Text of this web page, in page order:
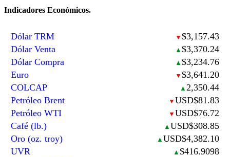
Indicadores Económicos.
Dólar TRM ▼ $3,157.43
Dólar Venta
▲ $3,370.24
Dólar Compra
▲ $3,234.76
Euro
▼ $3,641.20
COLCAP
▲ 2,350.44
Petróleo Brent
▼ USD$81.83
Petróleo WTI
▼ USD$76.72
Café (lb.)
▲ USD$308.85
Oro (oz. troy)
▲ USD$4,382.10
UVR
▲ $416.9098